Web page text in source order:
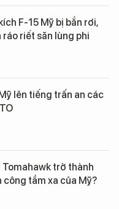
F-15 Mỹ bị bắn rơi,
riết săn lùng phi
lên tiếng trấn an các
Tomahawk trở thành
công tầm xa của Mỹ?